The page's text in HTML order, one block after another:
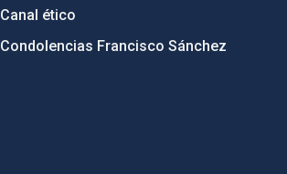
Canal ético
Condolencias Francisco Sánchez